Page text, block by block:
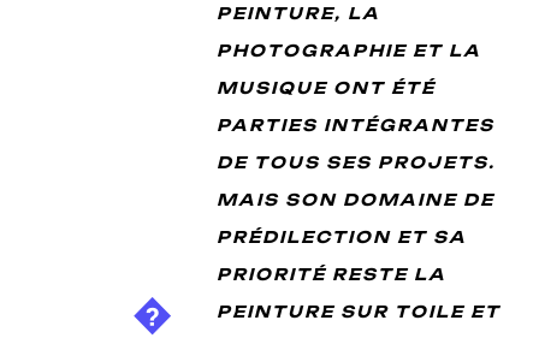
PEINTURE, LA
PHOTOGRAPHIE ET LA
MUSIQUE ONT ÉTÉ
PARTIES INTÉGRANTES
DE TOUS SES PROJETS.
MAIS SON DOMAINE DE
PRÉDILECTION ET SA
PRIORITÉ RESTE LA
PEINTURE SUR TOILE ET